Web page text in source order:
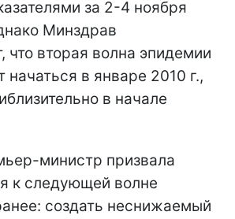
за 2-4 ноября
Минздрав
что вторая волна эпидемии
в январе 2010 г.,
в начале
министр призвала
к следующей волне
создать неснижаемый